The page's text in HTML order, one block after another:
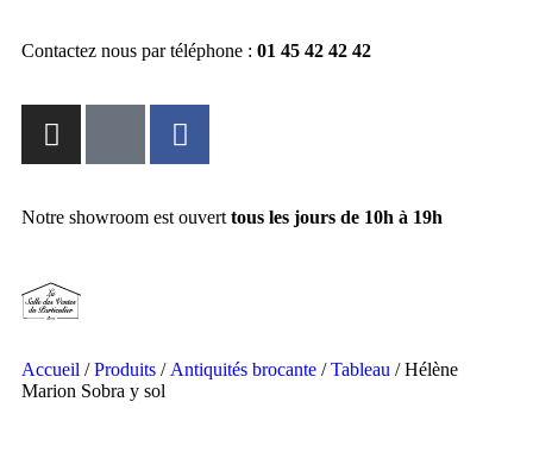
Contactez nous par téléphone : 01 45 42 42 42
Notre showroom est ouvert tous les jours de 10h à 19h
Accueil /Produits / Antiquités brocante /Tableau / Hélène
Marion Sobra y sol